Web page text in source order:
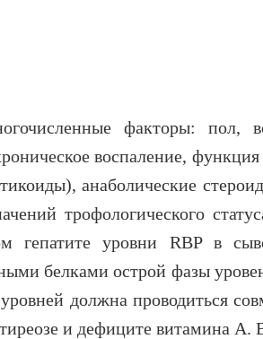
факторы: пол,
воспаление, функция
анаболические
трофологического
гепатите уровни RBP в
белками острой фазы
должна проводиться
и дефиците витамина А.